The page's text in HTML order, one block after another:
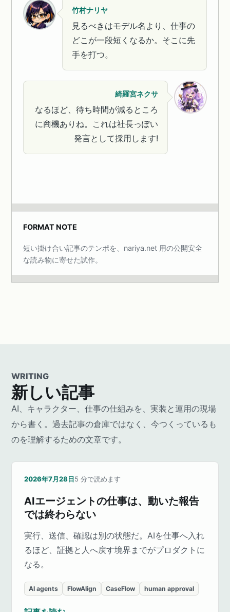
竹村ナリヤ
見るべきはモデル名より、仕事の
どこが一段短くなるか。そこに先
手を打つ。
綺羅宮ネクサ
なるほど、待ち時間が減るところ
に商機ありね。これは社長っぽい
発言として採用します!
FORMAT NOTE
短い掛け合い記事のテンポを、nariya.net 用の公開安全
な読み物に寄せた試作。
WRITING
新しい記事
AI、キャラクター、仕事の仕組みを、実装と運用の現場
から書く。過去記事の倉庫ではなく、今つくっているも
のを理解するための文章です。
2026年7月28日5 分で読めます
AIエージェントの仕事は、動いた報告
では終わらない
実行、送信、確認は別の状態だ。AIを仕事へ入れ
るほど、証拠と人へ戻す境界までがプロダクトに
なる。
AI agents FlowAlign CaseFlow human approval